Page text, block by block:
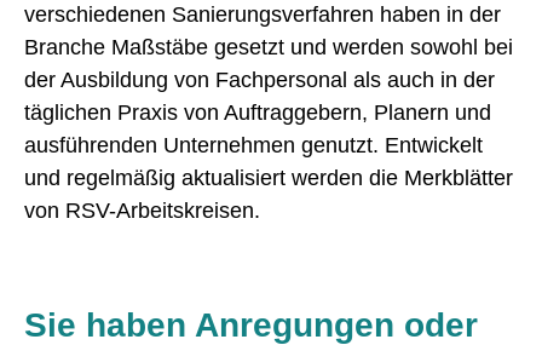
verschiedenen Sanierungsverfahren haben in der
Branche Maßstäbe gesetzt und werden sowohl bei
der Ausbildung von Fachpersonal als auch in der
täglichen Praxis von Auftraggebern, Planern und
ausführenden Unternehmen genutzt. Entwickelt
und regelmäßig aktualisiert werden die Merkblätter
von RSV-Arbeitskreisen.
Sie haben Anregungen oder